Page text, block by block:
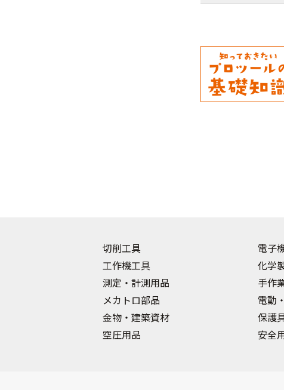
切削工具
工作機工具
測定・計測用品
メカトロ部品
金物・建築資材
空圧用品
電子
化学
手作
電動
保護
安全